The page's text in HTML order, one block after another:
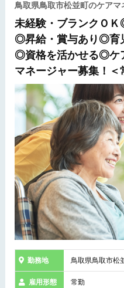
鳥取県鳥取市松並町のケアマ
未経験・ブランクＯ
◎昇給・賞与あり◎育
◎資格を活かせる◎ケ
マネージャー募集！＜
勤務地 鳥取県鳥取市松
雇用形態 常勤